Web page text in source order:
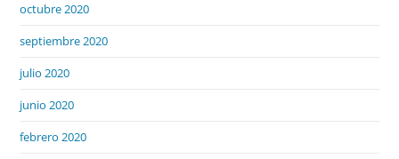
octubre 2020
septiembre 2020
julio 2020
junio 2020
febrero 2020